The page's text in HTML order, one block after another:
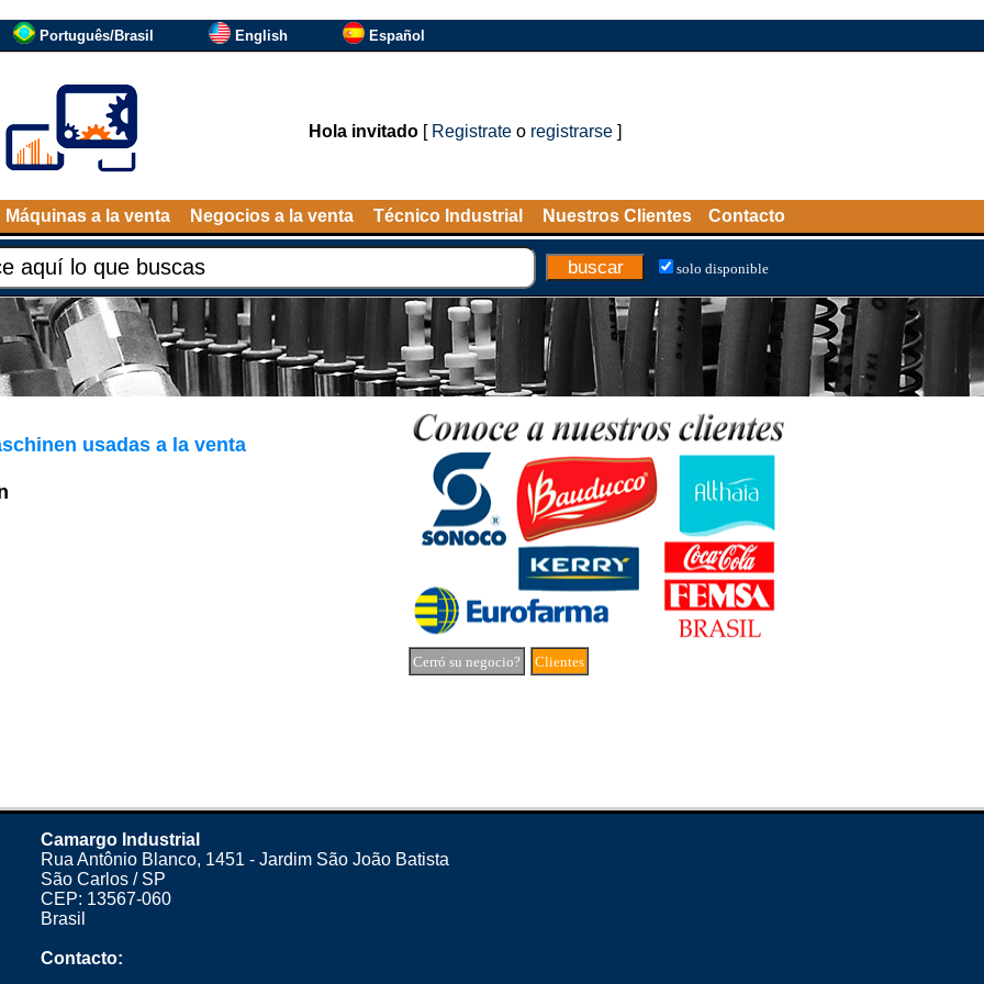
Português/Brasil English Español
Hola invitado[ Registrateo registrarse]
Máquinas a la venta Negocios a la venta Técnico Industrial Nuestros Clientes Contacto
solo disponible
usadas a la venta
Cerró su negocio? Clientes
Camargo Industrial
Rua Antônio Blanco, 1451 - Jardim São João Batista
São Carlos / SP
CEP: 13567-060
Brasil
Contacto: